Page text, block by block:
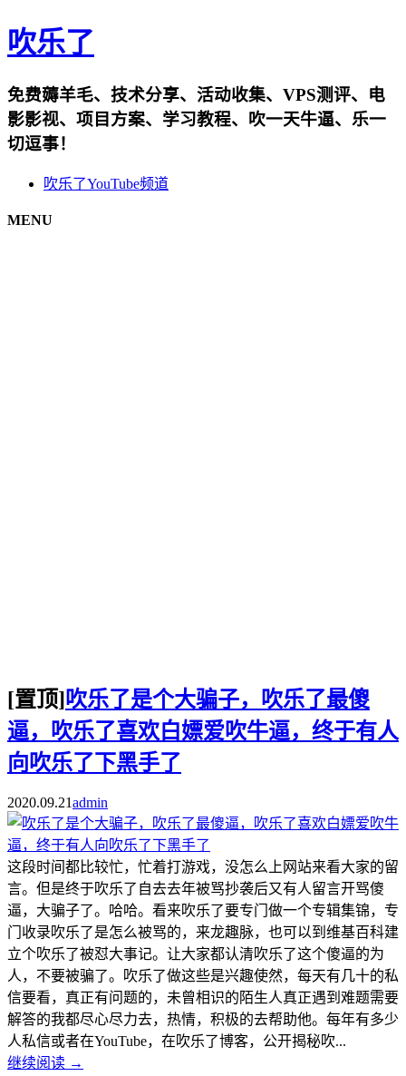
吹乐了
免费薅羊毛、技术分享、活动收集、VPS测评、电
影影视、项目方案、学习教程、吹一天牛逼、乐一
切逗事！
吹乐了YouTube频道
MENU
[置顶]吹乐了是个大骗子，吹乐了最傻
逼，吹乐了喜欢白嫖爱吹牛逼，终于有人
向吹乐了下黑手了
2020.09.21admin
这段时间都比较忙，忙着打游戏，没怎么上网站来看大家的留
言。但是终于吹乐了自去去年被骂抄袭后又有人留言开骂傻
逼，大骗子了。哈哈。看来吹乐了要专门做一个专辑集锦，专
门收录吹乐了是怎么被骂的，来龙趣脉，也可以到维基百科建
立个吹乐了被怼大事记。让大家都认清吹乐了这个傻逼的为
人，不要被骗了。吹乐了做这些是兴趣使然，每天有几十的私
信要看，真正有问题的，未曾相识的陌生人真正遇到难题需要
解答的我都尽心尽力去，热情，积极的去帮助他。每年有多少
人私信或者在YouTube，在吹乐了博客，公开揭秘吹...
继续阅读 →